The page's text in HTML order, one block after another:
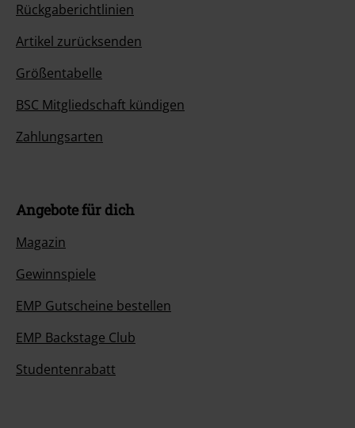
Rückgaberichtlinien
Artikel zurücksenden
Größentabelle
BSC Mitgliedschaft kündigen
Zahlungsarten
Angebote für dich
Magazin
Gewinnspiele
EMP Gutscheine bestellen
EMP Backstage Club
Studentenrabatt